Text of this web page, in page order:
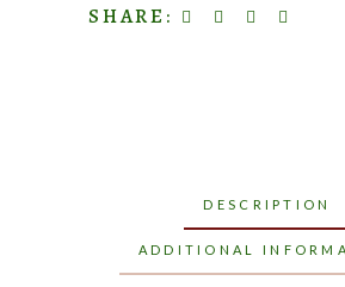
SHARE:
DESCRIPTION
ADDITIONAL